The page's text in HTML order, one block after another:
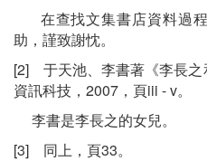
在查找文集書店資料過程
助，謹致謝忱。
[2] 于天池、李書著《李長之
資訊科技，2007，頁iii - v。
李書是李長之的女兒。
[3] 同上，頁33。